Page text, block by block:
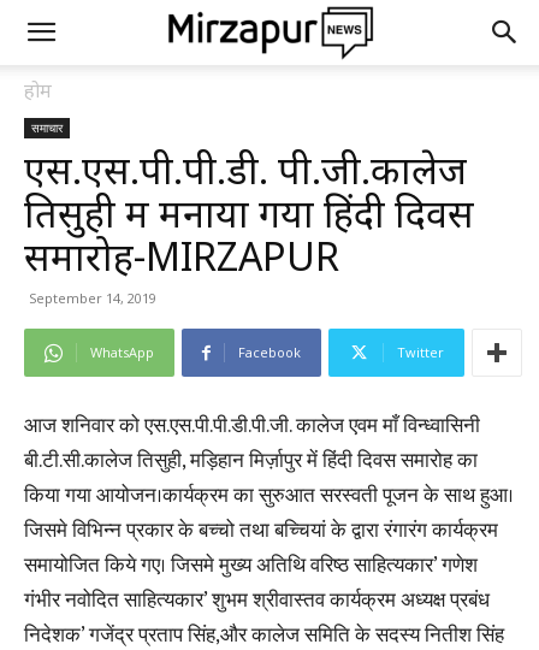
होम
समाचार
एस.एस.पी.पी.डी. पी.जी.कालेज
तिसुही में मनाया गया हिंदी दिवस
समारोह-MIRZAPUR
September 14, 2019
WhatsApp Facebook Twitter
आज शनिवार को एस.एस.पी.पी.डी.पी.जी. कालेज एवम माँ विन्ध्वासिनी
बी.टी.सी.कालेज तिसुही, मड़िहान मिर्ज़ापुर में हिंदी दिवस समारोह का
किया गया आयोजन।कार्यक्रम का सुरुआत सरस्वती पूजन के साथ हुआ।
जिसमे विभिन्न प्रकार के बच्चो तथा बच्चियां के द्वारा रंगारंग कार्यक्रम
समायोजित किये गए। जिसमे मुख्य अतिथि वरिष्ठ साहित्यकार’ गणेश
गंभीर नवोदित साहित्यकार’ शुभम श्रीवास्तव कार्यक्रम अध्यक्ष प्रबंध
निदेशक’ गजेंद्र प्रताप सिंह,और कालेज समिति के सदस्य नितीश सिंह